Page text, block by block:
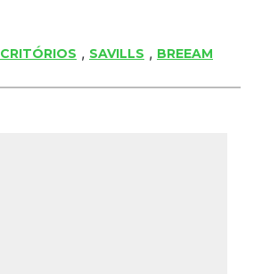
, SAVILLS , BREEAM